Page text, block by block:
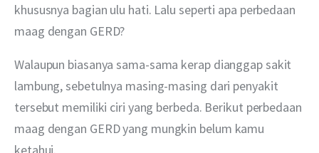
Layanan
khususnya bagian ulu hati. Lalu seperti apa perbedaan
maag dengan GERD?
Walaupun biasanya sama-sama kerap dianggap sakit
lambung, sebetulnya masing-masing dari penyakit
tersebut memiliki ciri yang berbeda. Berikut perbedaan
maag dengan GERD yang mungkin belum kamu
ketahui.